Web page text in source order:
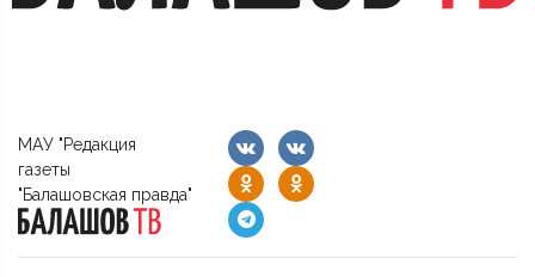
МАУ "Редакция
газеты
"Балашовская правда"